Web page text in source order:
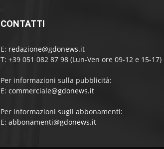
CONTATTI
E: redazione@gdonews.it
T: +39 051 082 87 98 (Lun-Ven ore 09-12 e 15-17)
Per informazioni sulla pubblicità:
E: commerciale@gdonews.it
Per informazioni sugli abbonamenti:
E: abbonamenti@gdonews.it